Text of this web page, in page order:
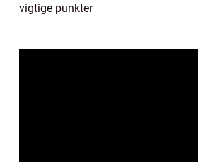
vigtige punkter